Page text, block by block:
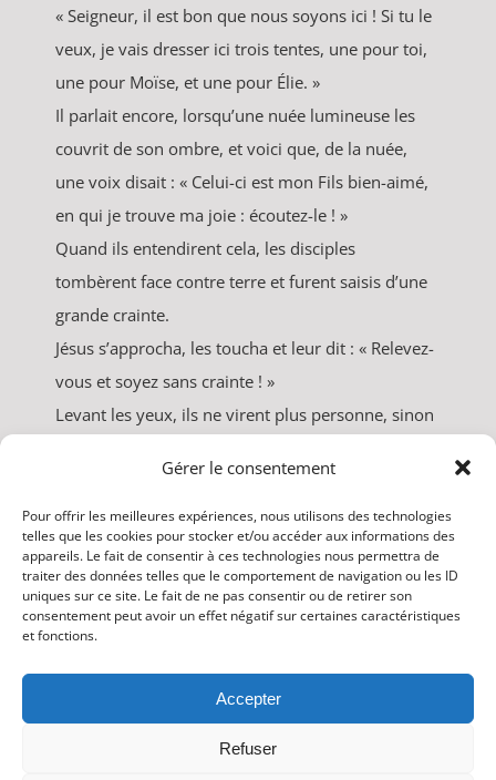
Gérer le consentement
Pour offrir les meilleures expériences, nous utilisons des technologies
telles que les cookies pour stocker et/ou accéder aux informations des
appareils. Le fait de consentir à ces technologies nous permettra de
traiter des données telles que le comportement de navigation ou les ID
uniques sur ce site. Le fait de ne pas consentir ou de retirer son
consentement peut avoir un effet négatif sur certaines caractéristiques
et fonctions.
Accepter
Refuser
« Seigneur, il est bon que nous soyons ici ! Si tu le
veux, je vais dresser ici trois tentes, une pour toi,
une pour Moïse, et une pour Élie. »
Il parlait encore, lorsqu’une nuée lumineuse les
couvrit de son ombre, et voici que, de la nuée,
une voix disait : « Celui-ci est mon Fils bien-aimé,
en qui je trouve ma joie : écoutez-le ! »
Quand ils entendirent cela, les disciples
tombèrent face contre terre et furent saisis d’une
grande crainte.
Jésus s’approcha, les toucha et leur dit : « Relevez-
vous et soyez sans crainte ! »
Levant les yeux, ils ne virent plus personne, sinon
En descendant de la montagne, Jésus leur donna
cet ordre : « Ne parlez de cette vision à personne,
avant que le Fils de l’homme soit ressuscité
d’entre les morts. »